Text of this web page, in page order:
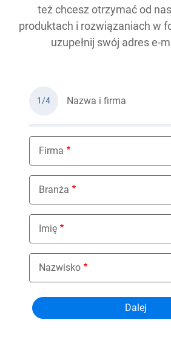
też chcesz otrzymać od
produktach i rozwiązaniach w
uzupełnij swój adres e-
1/4 Nazwa i firma
Firma
Branża
Nothing selected
Imię
Nazwisko